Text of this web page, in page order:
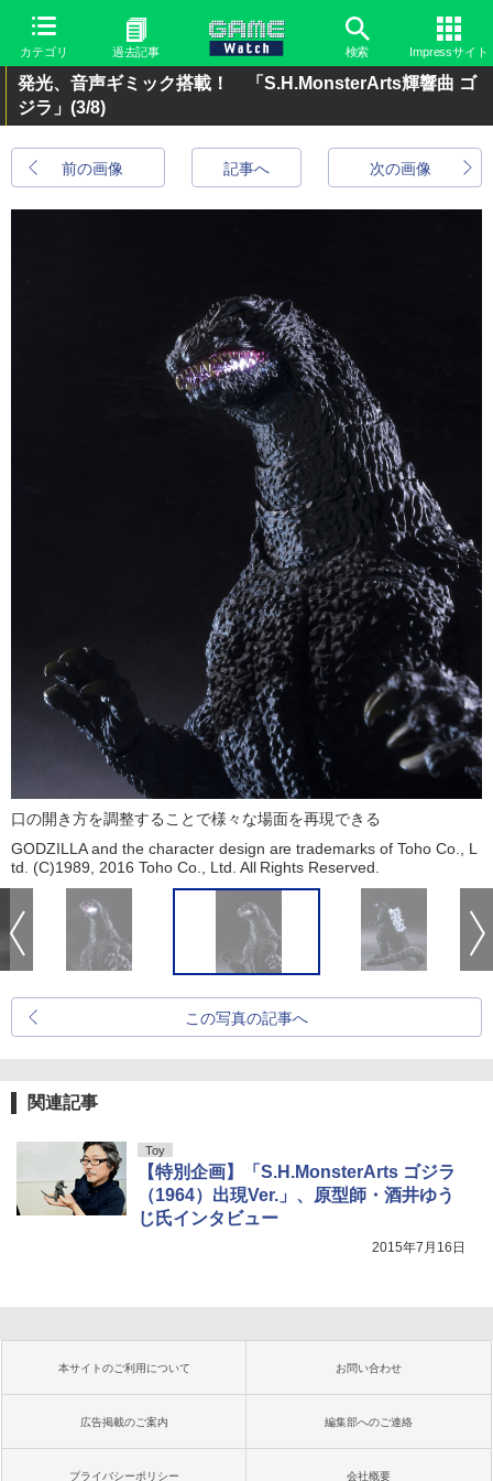
カテゴリ 過去記事 検索 Impressサイト
発光、音声ギミック搭載！ 「S.H.MonsterArts輝響曲 ゴ
ジラ」 (3/8)
前の画像 次の画像
記事へ
口の開き方を調整することで様々な場面を再現できる
GODZILLA and the character design are trademarks of Toho Co., L
td. (C)1989, 2016 Toho Co., Ltd. All Rights Reserved.
この写真の記事へ
関連記事
Toy
【特別企画】「S.H.MonsterArts ゴジラ
（1964）出現Ver.」、原型師・酒井ゆう
じ氏インタビュー
2015年7月16日
本サイトのご利用について お問い合わせ
広告掲載のご案内 編集部へのご連絡
プライバシーポリシー 会社概要